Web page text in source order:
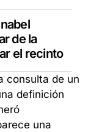
de la
el recinto
consulta de un
definición
una